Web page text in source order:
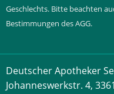
Geschlechts. Bitte beachten
Bestimmungen des AGG.
Deutscher Apotheker
Johanneswerkstr. 4,